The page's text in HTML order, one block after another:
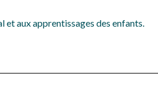
et aux apprentissages des enfants.